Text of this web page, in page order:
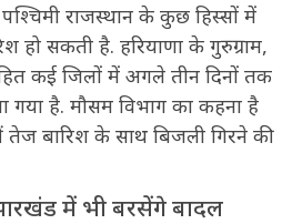
राजस्थान के कुछ हिस्सों में
हो सकती है. हरियाणा के गुरुग्राम,
कई जिलों में अगले तीन दिनों तक
गया है. मौसम विभाग का कहना है
बारिश के साथ बिजली गिरने की
में भी बरसेंगे बादल